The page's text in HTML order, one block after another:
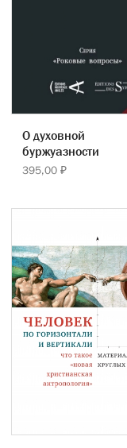
О духовной
буржуазности
395,00 ₽